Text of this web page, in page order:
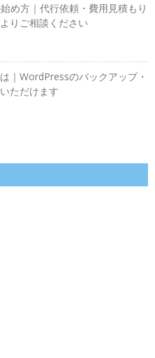
め方｜代行依頼・費用見積もり
りご相談ください
｜WordPressのバックアップ・
ただけます